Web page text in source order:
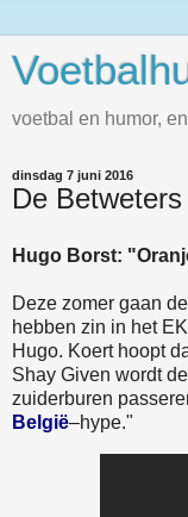
voetbal en humor,
dinsdag 7 juni 2016
De Betweters
Hugo Borst:
Deze zomer gaan
hebben zin in het
Hugo. Koert hoopt
Shay Given wordt
zuiderburen
België–hype."